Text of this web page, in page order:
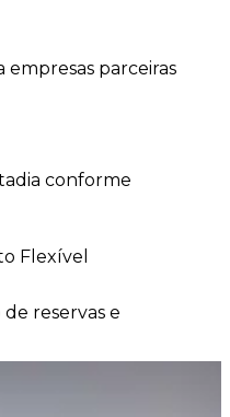
empresas parceiras
conforme
Flexível
reservas e